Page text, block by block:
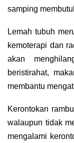
samping
Lemah tubuh
kemoterapi dan
akan
beristirahat,
membantu
Kerontokan
walaupun tidak
mengalami